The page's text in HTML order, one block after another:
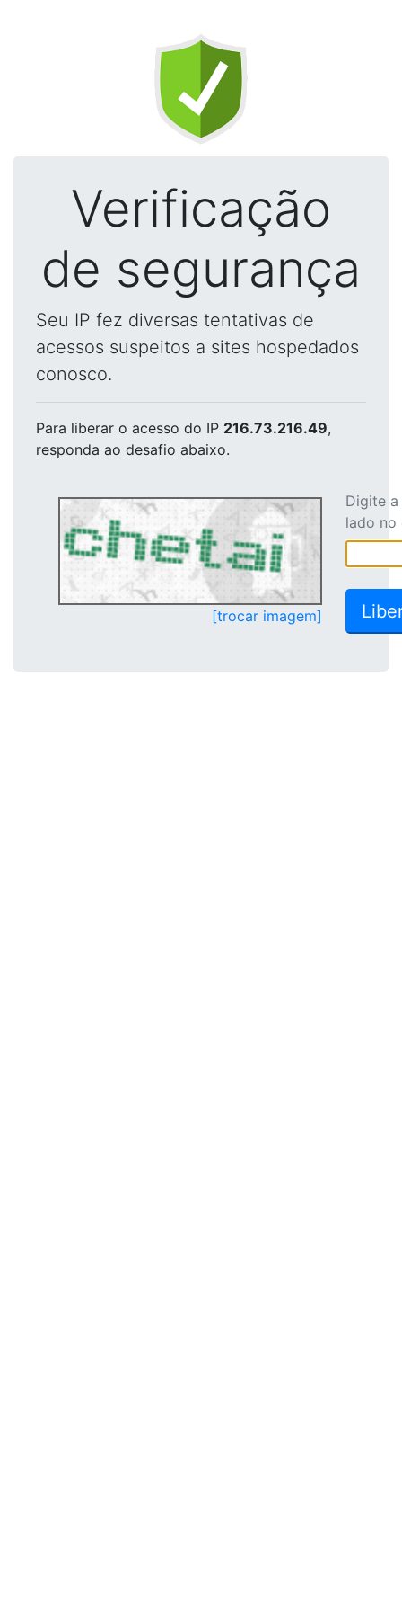
Verificação
de segurança
Seu IP fez diversas tentativas de
acessos suspeitos a sites hospedados
conosco.
Para liberar o acesso do IP 216.73.216.49,
responda ao desafio abaixo.
[trocar imagem]
Digite
lado no